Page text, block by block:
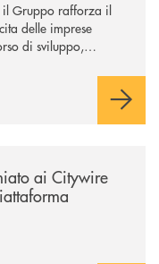
il Gruppo rafforza il
delle imprese
di sviluppo,
ai Citywire